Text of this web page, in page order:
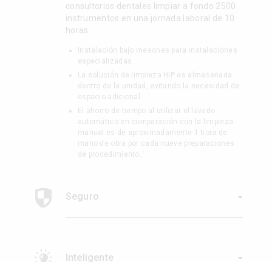
consultorios dentales limpiar a fondo 2500
instrumentos en una jornada laboral de 10
horas.
Instalación bajo mesones para instalaciones
especializadas.
La solución de limpieza HIP es almacenada
dentro de la unidad, evitando la necesidad de
espacio adicional.
El ahorro de tiempo al utilizar el lavado
automático en comparación con la limpieza
manual es de aproximadamente 1 hora de
mano de obra por cada nueve preparaciones
de procedimiento.
Seguro
Inteligente